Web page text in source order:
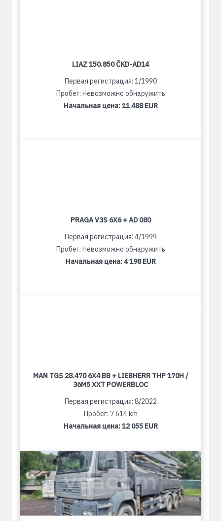
LIAZ 150.850 ČKD-AD14
Первая регистрация: 1/1990
Пробег: Невозможно обнаружить
Начальная цена:11 488 EUR
PRAGA V3S 6X6 + AD 080
Первая регистрация: 4/1999
Пробег: Невозможно обнаружить
Начальная цена:4 198 EUR
MAN TGS 28.470 6X4 BB + LIEBHERR THP 170H /
36M5 XXT POWERBLOC
Первая регистрация: 8/2022
Пробег: 7 614 km
Начальная цена:12 055 EUR